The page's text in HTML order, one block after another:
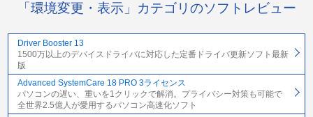
「環境変更・表示」カテゴリのソフトレビュー
Driver Booster 13
1500万以上のデバイスドライバに対応した定番ドライバ更新ソフト最新
版
Advanced SystemCare 18 PRO 3ライセンス
パソコンの遅い、重いを1クリックで解消。プライバシー対策も可能で
全世界2.5億人が愛用するパソコン高速化ソフト